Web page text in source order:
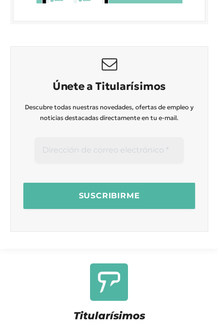
Únete a Titularísimos
Descubre todas nuestras novedades, ofertas de empleo y
noticias destacadas directamente en tu e-mail.
Titularísimos